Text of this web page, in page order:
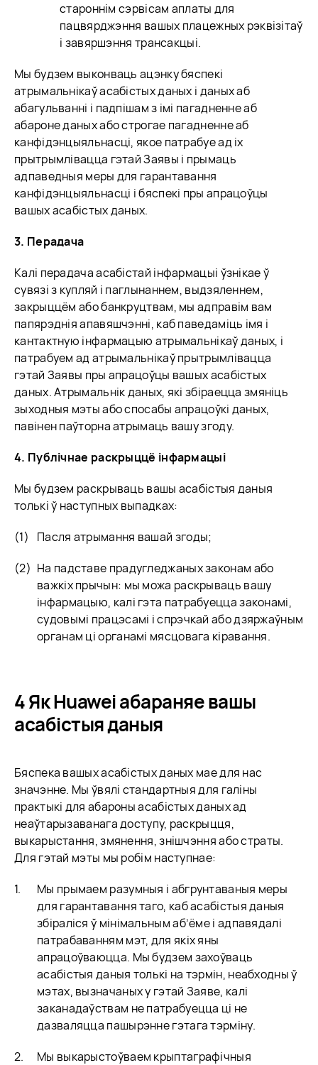
староннім сэрвісам аплаты для
пацвярджэння вашых плацежных рэквізітаў
і завяршэння трансакцыі.
Мы будзем выконваць ацэнку бяспекі
атрымальнікаў асабістых даных і даных аб
абагульванні і падпішам з імі пагадненне аб
абароне даных або строгае пагадненне аб
канфідэнцыяльнасці, якое патрабуе ад іх
прытрымлівацца гэтай Заявы і прымаць
адпаведныя меры для гарантавання
канфідэнцыяльнасці і бяспекі пры апрацоўцы
вашых асабістых даных.
3. Перадача
Калі перадача асабістай інфармацыі ўзнікае ў
сувязі з купляй і паглынаннем, выдзяленнем,
закрыццём або банкруцтвам, мы адправім вам
папярэднія апавяшчэнні, каб паведаміць імя і
кантактную інфармацыю атрымальнікаў даных, і
патрабуем ад атрымальнікаў прытрымлівацца
гэтай Заявы пры апрацоўцы вашых асабістых
даных. Атрымальнік даных, які збіраецца змяніць
зыходныя мэты або спосабы апрацоўкі даных,
павінен паўторна атрымаць вашу згоду.
4. Публічнае раскрыццё інфармацыі
Мы будзем раскрываць вашы асабістыя даныя
толькі ў наступных выпадках:
Пасля атрымання вашай згоды;
На падставе прадугледжаных законам або
важкіх прычын: мы можа раскрываць вашу
інфармацыю, калі гэта патрабуецца законамі,
судовымі працэсамі і спрэчкай або дзяржаўным
органам ці органамі мясцовага кіравання.
4 Як Huawei абараняе вашы
асабістыя даныя
Бяспека вашых асабістых даных мае для нас
значэнне. Мы ўвялі стандартныя для галіны
практыкі для абароны асабістых даных ад
неаўтарызаванага доступу, раскрыцця,
выкарыстання, змянення, знішчэння або страты.
Для гэтай мэты мы робім наступнае:
Мы прымаем разумныя і абгрунтаваныя меры
для гарантавання таго, каб асабістыя даныя
збіраліся ў мінімальным аб’ёме і адпавядалі
патрабаванням мэт, для якіх яны
апрацоўваюцца. Мы будзем захоўваць
асабістыя даныя толькі на тэрмін, неабходны ў
мэтах, вызначаных у гэтай Заяве, калі
заканадаўствам не патрабуецца ці не
дазваляцца пашырэнне гэтага тэрміну.
Мы выкарыстоўваем крыптаграфічныя